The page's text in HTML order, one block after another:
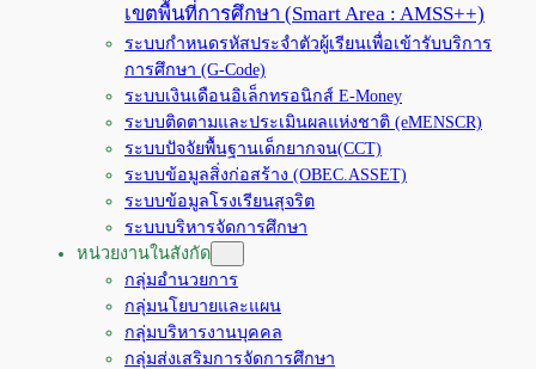
เขตพื้นที่การศึกษา (Smart Area : AMSS++)
ระบบกำหนดรหัสประจำตัวผู้เรียนเพื่อเข้ารับบริการ
การศึกษา (G-Code)
ระบบเงินเดือนอิเล็กทรอนิกส์ E-Money
ระบบติดตามและประเมินผลแห่งชาติ (eMENSCR)
ระบบปัจจัยพื้นฐานเด็กยากจน(CCT)
ระบบข้อมูลสิ่งก่อสร้าง (OBEC.ASSET)
ระบบข้อมูลโรงเรียนสุจริต
ระบบบริหารจัดการศึกษา
หน่วยงานในสังกัด
กลุ่มอำนวยการ
กลุ่มนโยบายและแผน
กลุ่มบริหารงานบุคคล
กลุ่มส่งเสริมการจัดการศึกษา